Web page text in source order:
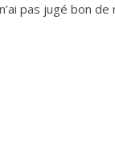
pas jugé bon